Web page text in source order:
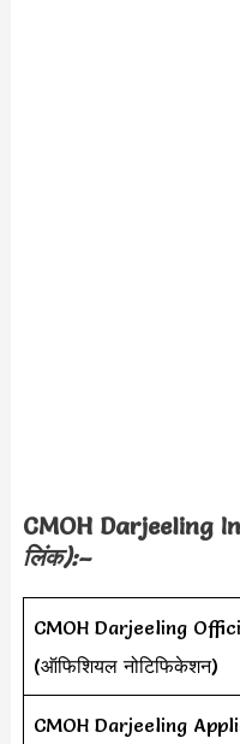
CMOH Darjeeling
लिंक):–
CMOH Darjeeling
(ऑफिशियल नोटिफिकेशन)
CMOH Darjeeling